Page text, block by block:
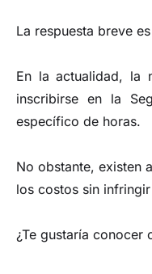
La respuesta breve
En la actualidad, la
inscribirse en la
específico de horas.
No obstante, existen
los costos sin
¿Te gustaría conocer